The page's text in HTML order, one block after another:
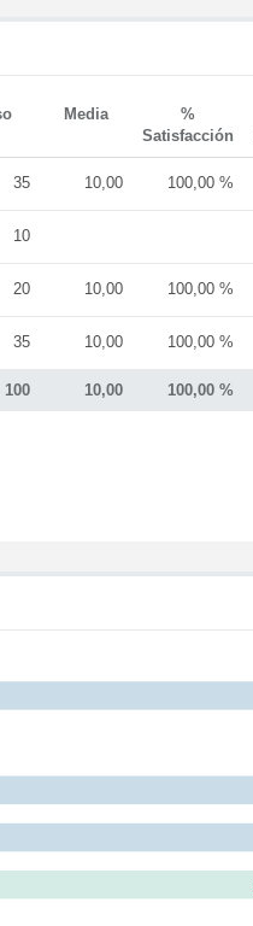
Media
%
Satisfacción
100 10,00 100,00 %
35 10,00 100,00 %
10
20 10,00 100,00 %
35 10,00 100,00 %